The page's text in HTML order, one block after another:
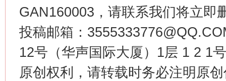
GAN160003，请联系我们将立即
投稿邮箱：
12号（华声国际大厦）1层 1 2 1
原创权利，请转载时务必注明原